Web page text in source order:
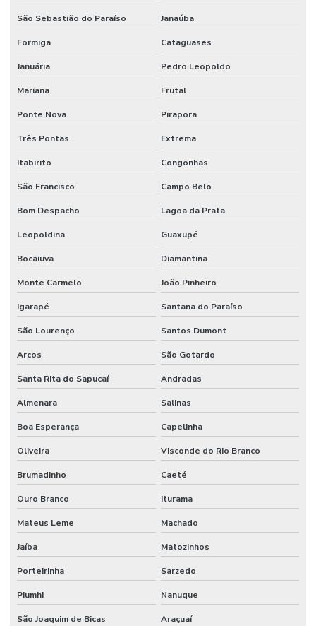
São Sebastião do Paraíso Janaúba
Formiga Cataguases
Januária Pedro Leopoldo
Mariana Frutal
Ponte Nova Pirapora
Três Pontas Extrema
Itabirito Congonhas
São Francisco Campo Belo
Bom Despacho Lagoa da Prata
Leopoldina Guaxupé
Bocaiuva Diamantina
Monte Carmelo João Pinheiro
Igarapé Santana do Paraíso
São Lourenço Santos Dumont
Arcos São Gotardo
Santa Rita do Sapucaí Andradas
Almenara Salinas
Boa Esperança Capelinha
Oliveira Visconde do Rio Branco
Brumadinho Caeté
Ouro Branco Iturama
Mateus Leme Machado
Jaíba Matozinhos
Porteirinha Sarzedo
Piumhi Nanuque
São Joaquim de Bicas Araçuaí